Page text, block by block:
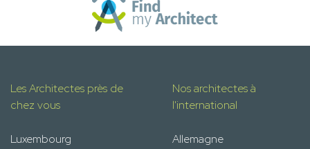
Les Architectes près de
chez vous
Luxembourg
Nos architectes à
l'international
Allemagne